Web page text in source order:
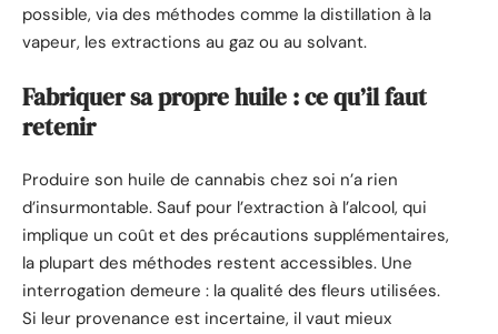
possible, via des méthodes comme la distillation à la
vapeur, les extractions au gaz ou au solvant.
Fabriquer sa propre huile : ce qu’il faut
retenir
Produire son huile de cannabis chez soi n’a rien
d’insurmontable. Sauf pour l’extraction à l’alcool, qui
implique un coût et des précautions supplémentaires,
la plupart des méthodes restent accessibles. Une
interrogation demeure : la qualité des fleurs utilisées.
Si leur provenance est incertaine, il vaut mieux